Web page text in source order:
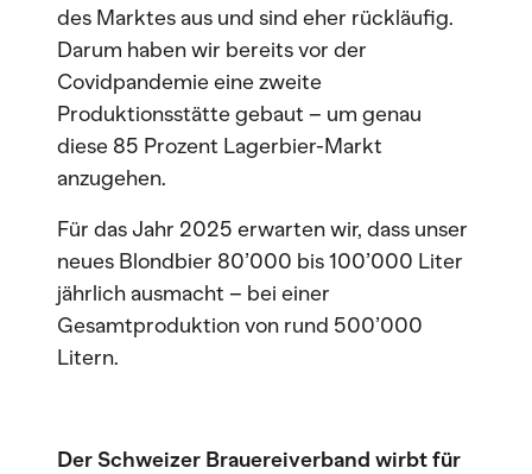
des Marktes aus und sind eher rückläufig.
Darum haben wir bereits vor der
Covidpandemie eine zweite
Produktionsstätte gebaut – um genau
diese 85 Prozent Lagerbier-Markt
anzugehen.
Für das Jahr 2025 erwarten wir, dass unser
neues Blondbier 80’000 bis 100’000 Liter
jährlich ausmacht – bei einer
Gesamtproduktion von rund 500’000
Litern.
Der Schweizer Brauereiverband wirbt für